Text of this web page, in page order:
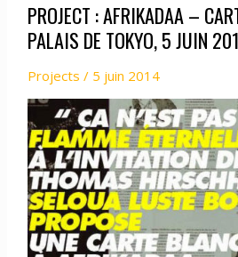
PROJECT : AFRIKADAA –
PALAIS DE TOKYO, 5 JUIN
Projects / 5 juin 2014